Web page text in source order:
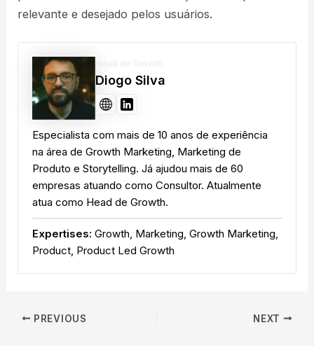
relevante e desejado pelos usuários.
Diogo Silva
Especialista com mais de 10 anos de experiência
na área de Growth Marketing, Marketing de
Produto e Storytelling. Já ajudou mais de 60
empresas atuando como Consultor. Atualmente
atua como Head de Growth.
Expertises:Growth, Marketing, Growth Marketing,
Product, Product Led Growth
Post PREVIOUS NEXT